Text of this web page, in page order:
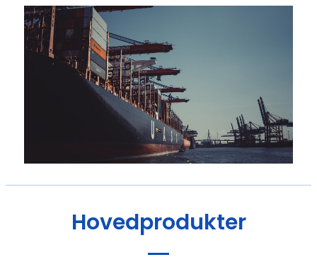
Hovedprodukter